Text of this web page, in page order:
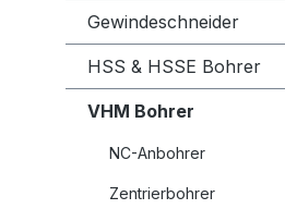
Gewindeschneider
HSS & HSSE Bohrer
VHM Bohrer
NC-Anbohrer
Zentrierbohrer